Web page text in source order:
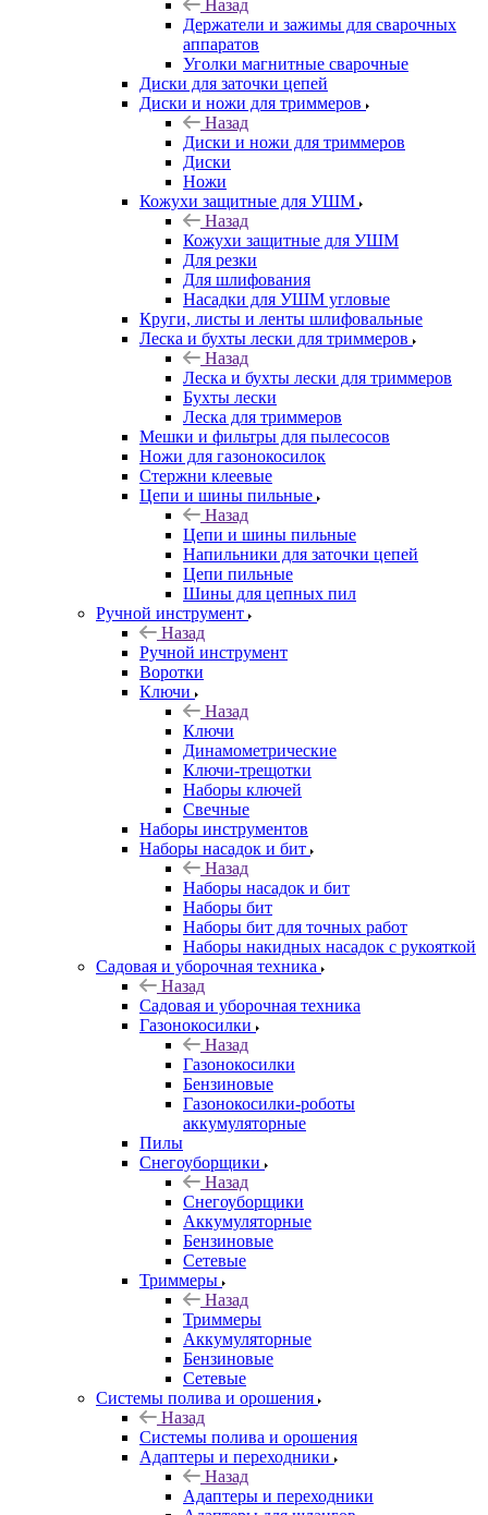
Назад
Держатели и зажимы для сварочных
аппаратов
Уголки магнитные сварочные
Диски для заточки цепей
Диски и ножи для триммеров
Назад
Диски и ножи для триммеров
Диски
Ножи
Кожухи защитные для УШМ
Назад
Кожухи защитные для УШМ
Для резки
Для шлифования
Насадки для УШМ угловые
Круги, листы и ленты шлифовальные
Леска и бухты лески для триммеров
Назад
Леска и бухты лески для триммеров
Бухты лески
Леска для триммеров
Мешки и фильтры для пылесосов
Ножи для газонокосилок
Стержни клеевые
Цепи и шины пильные
Назад
Цепи и шины пильные
Напильники для заточки цепей
Цепи пильные
Шины для цепных пил
Ручной инструмент
Назад
Ручной инструмент
Воротки
Ключи
Назад
Ключи
Динамометрические
Ключи-трещотки
Наборы ключей
Свечные
Наборы инструментов
Наборы насадок и бит
Назад
Наборы насадок и бит
Наборы бит
Наборы бит для точных работ
Наборы накидных насадок с рукояткой
Садовая и уборочная техника
Назад
Садовая и уборочная техника
Газонокосилки
Назад
Газонокосилки
Бензиновые
Газонокосилки-роботы
аккумуляторные
Пилы
Снегоуборщики
Назад
Снегоуборщики
Аккумуляторные
Бензиновые
Сетевые
Триммеры
Назад
Триммеры
Аккумуляторные
Бензиновые
Сетевые
Системы полива и орошения
Назад
Системы полива и орошения
Адаптеры и переходники
Назад
Адаптеры и переходники